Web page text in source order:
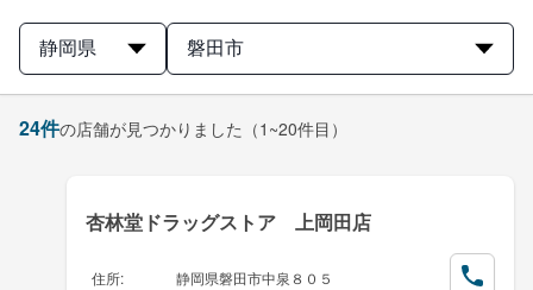
静岡県 磐田市
24件の店舗が見つかりました （1~20件目）
杏林堂ドラッグストア 上岡田店
住所:
静岡県磐田市中泉８０５